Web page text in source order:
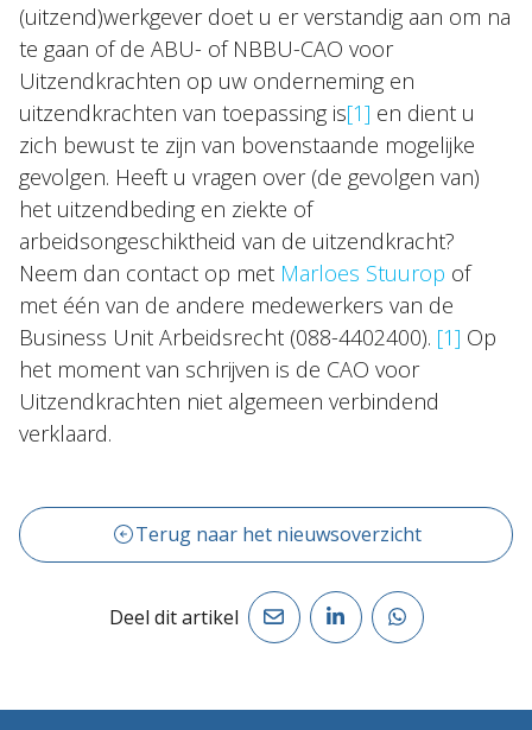
(uitzend)werkgever doet u er verstandig aan om na
te gaan of de ABU- of NBBU-CAO voor
Uitzendkrachten op uw onderneming en
uitzendkrachten van toepassing is[1] en dient u
zich bewust te zijn van bovenstaande mogelijke
gevolgen. Heeft u vragen over (de gevolgen van)
het uitzendbeding en ziekte of
arbeidsongeschiktheid van de uitzendkracht?
Neem dan contact op met Marloes Stuurop of
met één van de andere medewerkers van de
Business Unit Arbeidsrecht (088-4402400). [1] Op
het moment van schrijven is de CAO voor
Uitzendkrachten niet algemeen verbindend
verklaard.
Terug naar het nieuwsoverzicht
Deel dit artikel